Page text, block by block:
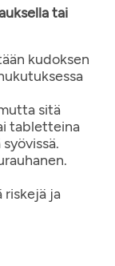
tai
kudoksen
sitä
tabletteina
riskejä ja